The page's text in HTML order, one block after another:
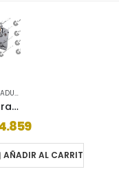
CERRADURAS
Cerradura kallay 4006 =combinacion
AÑADIR AL CARRITO